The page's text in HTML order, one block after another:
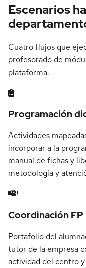
Escenarios
Cuatro flujos que
profesorado de
plataforma.
Programación
Actividades
incorporar a la
manual de fichas y
metodología y
Coordinación
Portafolio del
tutor de la empresa
actividad del centro